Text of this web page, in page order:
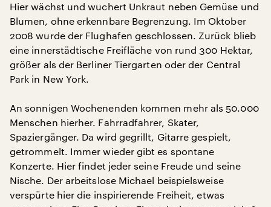
Hier wächst und wuchert Unkraut neben Gemüse und
Blumen, ohne erkennbare Begrenzung. Im Oktober
2008 wurde der Flughafen geschlossen. Zurück blieb
eine innerstädtische Freifläche von rund 300 Hektar,
größer als der Berliner Tiergarten oder der Central
Park in New York.
An sonnigen Wochenenden kommen mehr als 50.000
Menschen hierher. Fahrradfahrer, Skater,
Spaziergänger. Da wird gegrillt, Gitarre gespielt,
getrommelt. Immer wieder gibt es spontane
Konzerte. Hier findet jeder seine Freude und seine
Nische. Der arbeitslose Michael beispielsweise
verspürte hier die inspirierende Freiheit, etwas